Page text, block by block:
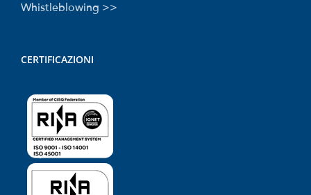
Whistleblowing >>
CERTIFICAZIONI